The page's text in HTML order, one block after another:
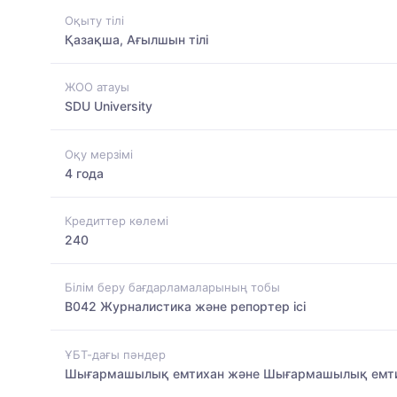
Оқыту тілі
Қазақша, Ағылшын тілі
ЖОО атауы
SDU University
Оқу мерзімі
4 года
Кредиттер көлемі
240
Білім беру бағдарламаларының тобы
B042 Журналистика және репортер ісі
ҰБТ-дағы пәндер
Шығармашылық емтихан және Шығармашылық